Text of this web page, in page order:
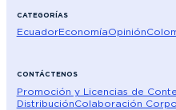
CATEGORÍAS
EcuadorEconomíaOpinión
CONTÁCTENOS
Promoción y Licencias de
DistribuciónColaboración